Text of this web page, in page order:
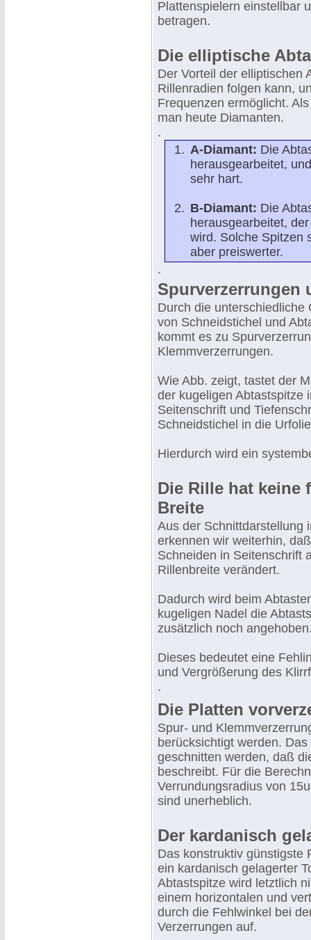
Plattenspielern einstellbar
betragen.
Die elliptische
Der Vorteil der elliptischen
Rillenradien folgen kann,
Frequenzen ermöglicht.
man heute Diamanten.
.
A-Diamant: Die
herausgearbeitet,
sehr hart.
B-Diamant: Die
herausgearbeitet,
wird. Solche Spitzen
aber preiswerter.
.
Spurverzerrungen
Durch die unterschiedliche
von Schneidstichel und
kommt es zu
Klemmverzerrungen.
Wie Abb. zeigt, tastet der
der kugeligen Abtastspitze
Seitenschrift und
Schneidstichel in die
Hierdurch wird ein
Die Rille hat keine
Breite
Aus der Schnittdarstellung
erkennen wir weiterhin,
Schneiden in Seitenschrift
Rillenbreite verändert.
Dadurch wird beim
kugeligen Nadel die
zusätzlich noch
Dieses bedeutet eine
und Vergrößerung des
.
Die Platten
Spur- und
berücksichtigt werden.
geschnitten werden, daß
beschreibt. Für die
Verrundungsradius von
sind unerheblich.
Der kardanisch
Das konstruktiv günstigste
ein kardanisch gelagerter
Abtastspitze wird letztlich
einem horizontalen und
durch die Fehlwinkel bei
Verzerrungen auf.